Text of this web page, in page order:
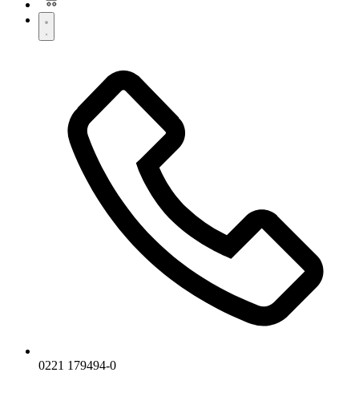
0221 179494-0